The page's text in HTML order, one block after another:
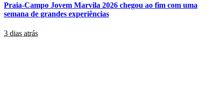
Praia-Campo Jovem Marvila 2026 chegou ao fim com uma
semana de grandes experiências
3 dias atrás